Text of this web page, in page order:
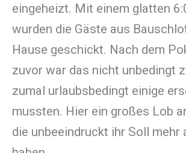
eingeheizt. Mit einem glatten
wurden die Gäste aus
Hause geschickt. Nach dem
zuvor war das nicht unbedingt
zumal urlaubsbedingt einige
mussten. Hier ein großes Lob
die unbeeindruckt ihr Soll mehr